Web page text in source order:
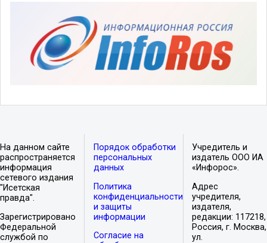
На данном сайте
распространяется
информация
сетевого издания
"Исетская
правда".
Зарегистрировано
Федеральной
службой по
Порядок обработки
персональных
данных
Политика
конфиденциальности
и защиты
информации
Согласие на
Учредитель и
издатель ООО ИА
«Инфорос».
Адрес
учредителя,
издателя,
редакции: 117218,
Россия, г. Москва,
ул.